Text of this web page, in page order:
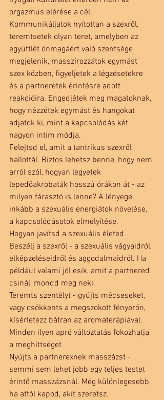
orgazmus elérése a cél.
Kommunikáljatok nyitottan a szexről,
teremtsetek olyan teret, amelyben az
együttlét önmagáért való szentsége
megjelenik, masszírozzátok egymást
szex közben, figyeljetek a légzésetekre
és a partneretek érintésre adott
reakcióira. Engedjétek meg magatoknak,
hogy nézzétek egymást és hangokat
adjatok ki, mint a kapcsolódás két
nagyon intim módja.
Felejtsd el, amit a tantrikus szexről
hallottál. Biztos lehetsz benne, hogy nem
arról szól, hogyan legyetek
lepedőakrobaták hosszú órákon át - az
milyen fárasztó is lenne? A lényege
inkább a szexuális energiátok növelése,
a kapcsolódásotok elmélyítése.
Hogyan javítsd a szexuális életed
Beszélj a szexről - a szexuális vágyaidról,
elképzeléseidről és aggodalmaidról. Ha
például valami jól esik, amit a partnered
csinál, mondd meg neki.
Teremts szentélyt - gyújts mécseseket,
vagy csökkents a megszokott fényerőn,
kísérletezz bátran az aromaterápiával.
Minden ilyen apró változtatás fokozhatja
a meghittséget
Nyújts a partnerexnek masszázst -
semmi sem lehet jobb egy teljes testet
érintő masszázsnál. Még különlegesebb,
ha attól kapod, akit szeretsz.